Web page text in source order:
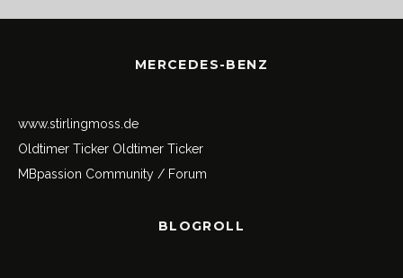
MERCEDES-BENZ
www.stirlingmoss.de
Oldtimer Ticker Oldtimer Ticker
MBpassion Community / Forum
BLOGROLL